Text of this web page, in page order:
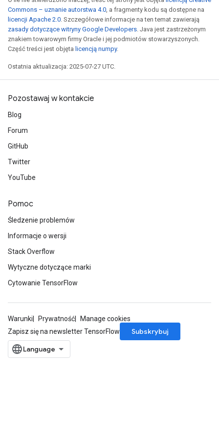
Commons – uznanie autorstwa 4.0, a fragmenty kodu są dostępne na
licencji Apache 2.0. Szczegółowe informacje na ten temat zawierają
zasady dotyczące witryny Google Developers. Java jest zastrzeżonym
znakiem towarowym firmy Oracle i jej podmiotów stowarzyszonych.
Część treści jest objęta licencją numpy.
Ostatnia aktualizacja: 2025-07-27 UTC.
Pozostawaj w kontakcie
Blog
Forum
GitHub
Twitter
YouTube
Pomoc
Śledzenie problemów
Informacje o wersji
Stack Overflow
Wytyczne dotyczące marki
Cytowanie TensorFlow
Warunki Prywatność
Manage cookies
Zapisz się na newsletter TensorFlow
Subskrybuj